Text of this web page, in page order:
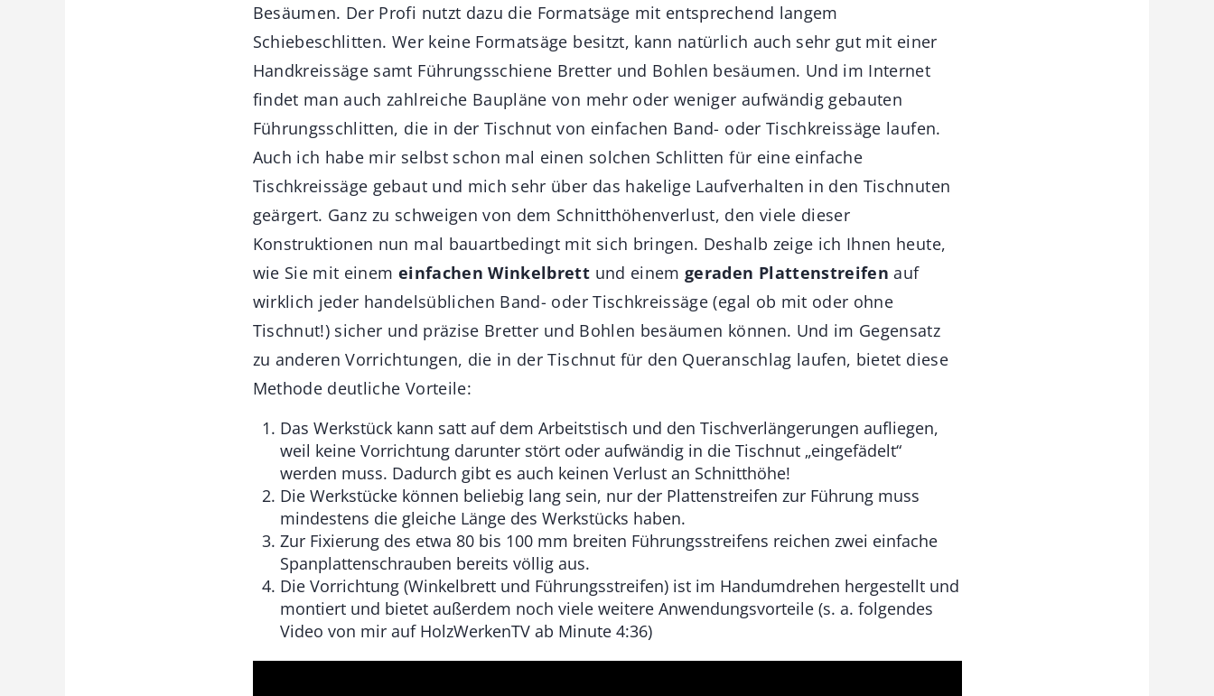
Besäumen. Der Profi nutzt dazu die Formatsäge mit entsprechend langem
Schiebeschlitten. Wer keine Formatsäge besitzt, kann natürlich auch sehr gut mit einer
Handkreissäge samt Führungsschiene Bretter und Bohlen besäumen. Und im Internet
findet man auch zahlreiche Baupläne von mehr oder weniger aufwändig gebauten
Führungsschlitten, die in der Tischnut von einfachen Band- oder Tischkreissäge laufen.
Auch ich habe mir selbst schon mal einen solchen Schlitten für eine einfache
Tischkreissäge gebaut und mich sehr über das hakelige Laufverhalten in den Tischnuten
geärgert. Ganz zu schweigen von dem Schnitthöhenverlust, den viele dieser
Konstruktionen nun mal bauartbedingt mit sich bringen. Deshalb zeige ich Ihnen heute,
wie Sie mit einem einfachen Winkelbrett und einemgeraden Plattenstreifenauf
wirklich jeder handelsüblichen Band- oder Tischkreissäge (egal ob mit oder ohne
Tischnut!) sicher und präzise Bretter und Bohlen besäumen können. Und im Gegensatz
zu anderen Vorrichtungen, die in der Tischnut für den Queranschlag laufen, bietet diese
Methode deutliche Vorteile:
Das Werkstück kann satt auf dem Arbeitstisch und den Tischverlängerungen aufliegen,
weil keine Vorrichtung darunter stört oder aufwändig in die Tischnut „eingefädelt“
werden muss. Dadurch gibt es auch keinen Verlust an Schnitthöhe!
Die Werkstücke können beliebig lang sein, nur der Plattenstreifen zur Führung muss
mindestens die gleiche Länge des Werkstücks haben.
Zur Fixierung des etwa 80 bis 100 mm breiten Führungsstreifens reichen zwei einfache
Spanplattenschrauben bereits völlig aus.
Die Vorrichtung (Winkelbrett und Führungsstreifen) ist im Handumdrehen hergestellt und
montiert und bietet außerdem noch viele weitere Anwendungsvorteile (s. a. folgendes
Video von mir auf HolzWerkenTV ab Minute 4:36)